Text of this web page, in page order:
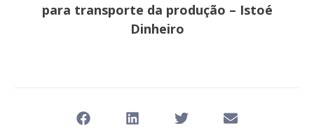
para transporte da produção – Istoé
Dinheiro